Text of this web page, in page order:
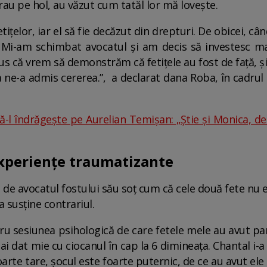
pe hol, au văzut cum tatăl lor mă lovește.
iar el să fie decăzut din drepturi. De obicei,
am schimbat avocatul și am decis să investesc
că vrem să demonstrăm că fetițele au fost de față,
a admis cererea.”, a declarat dana Roba, în
l îndrăgește pe Aurelian Temișan: „Știe și Monica,
traumatizante
avocatul fostului său soț cum că cele două fete nu
susține contrariul.
sesiunea psihologică de care fetele mele au avut
dat mie cu ciocanul în cap la 6 dimineața. Chantal
tare, șocul este foarte puternic, de ce au avut